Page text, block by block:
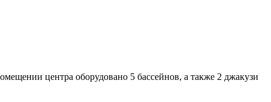
центра оборудовано 5 бассейнов, а также 2 джакузи